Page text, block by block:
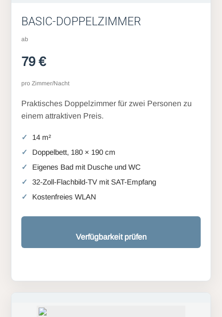
BASIC-DOPPELZIMMER
ab
79 €
pro Zimmer/Nacht
Praktisches Doppelzimmer für zwei Personen zu
einem attraktiven Preis.
14 m²
Doppelbett, 180 × 190 cm
Eigenes Bad mit Dusche und WC
32-Zoll-Flachbild-TV mit SAT-Empfang
Kostenfreies WLAN
Verfügbarkeit prüfen